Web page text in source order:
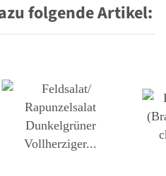
folgende Artikel: